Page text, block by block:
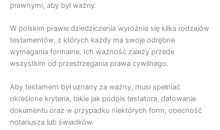
prawnymi, aby był ważny.
W polskim prawie dziedziczenia wyróżnia się kilka rodzajów
testamentów, z których każdy ma swoje odrębne
wymagania formalne. Ich ważność zależy przede
wszystkim od przestrzegania prawa cywilnego.
Aby testament był uznany za ważny, musi spełniać
określone kryteria, takie jak podpis testatora, datowanie
dokumentu oraz w przypadku niektórych form, obecność
notariusza lub świadków.